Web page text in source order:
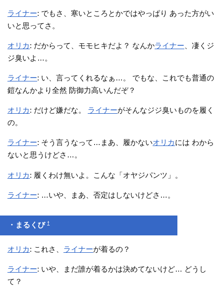
ライナー: でもさ、寒いところとかではやっぱり あった方がい
いと思ってさ。
オリカ: だからって、モモヒキだよ？ なんかライナー 、凄くジ
ジ臭いよ…。
ライナー: い、言ってくれるなぁ…。 でもな、これでも普通の
鎧なんかより全然 防御力高いんだぞ？
オリカ: だけど嫌だな。 ライナーがそんなジジ臭いものを履く
の。
ライナー: そう言うなって…まあ、履かないオリカには わから
ないと思うけどさ…。
オリカ: 履くわけ無いよ。こんな「オヤジパンツ」。
ライナー: …いや、まあ、否定はしないけどさ…。
・まるくび†
オリカ: これさ、 ライナーが着るの？
ライナー: いや、まだ誰が着るかは決めてないけど… どうし
て？